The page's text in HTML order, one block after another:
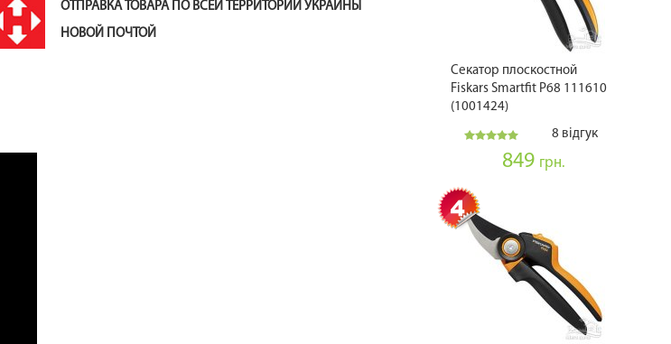
ОТПРАВКА ТОВАРА ПО ВСЕЙ ТЕРРИТОРИИ УКРАИНЫ
НОВОЙ ПОЧТОЙ
Секатор плоскостной
Fiskars Smartfit P68 111610
(1001424)
8 відгук
849 грн.